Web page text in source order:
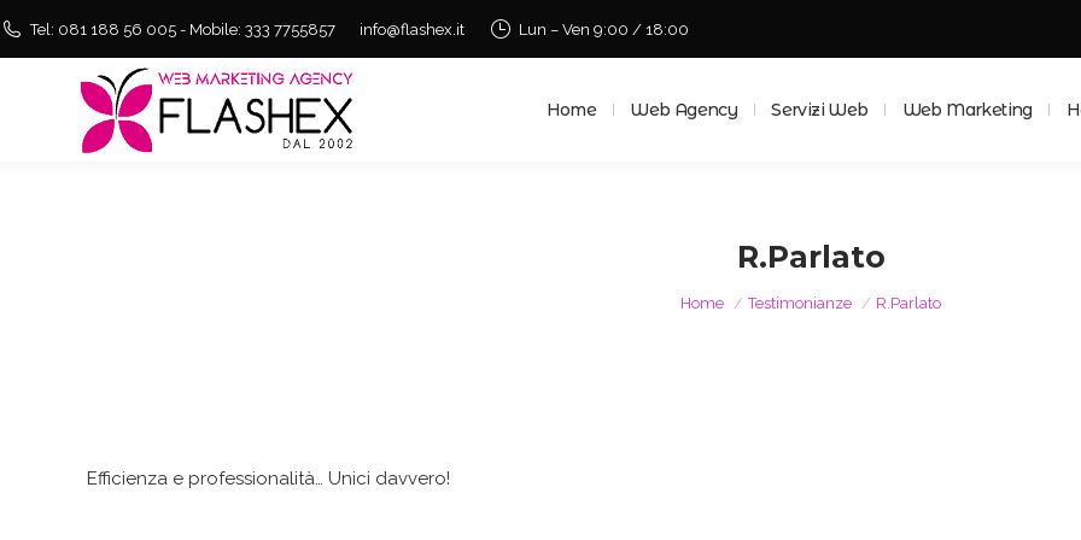
Tel: 081 188 56 005 - Mobile: 333 7755857 info@flashex.it Lun – Ven 9:00 / 18:00
Home Web Agency Servizi Web Web Marketing
R.Parlato
Tu sei qui:
Home Testimonianze R.Parlato
Efficienza e professionalità… Unici davvero!